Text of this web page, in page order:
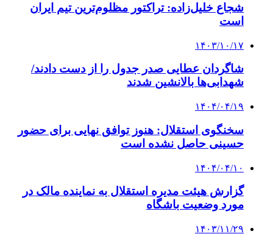
شجاع خلیل‌زاده: تراکتور مظلوم‌ترین تیم ایران
است
۱۴۰۳/۱۰/۱۷
شاگردان عطایی صدر جدول را از دست دادند/
شهدابی‌ها بالانشین شدند
۱۴۰۴/۰۴/۱۹
سخنگوی استقلال: هنوز توافق نهایی برای حضور
حسینی حاصل نشده است
۱۴۰۴/۰۴/۱۰
گزارش هیئت مدیره استقلال به نماینده مالک در
مورد وضعیت باشگاه
۱۴۰۳/۱۱/۲۹